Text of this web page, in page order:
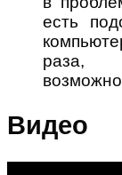
есть
раза,
Видео